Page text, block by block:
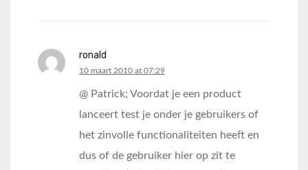
ronald
says:
10 maart 2010 at 07:29
@ Patrick; Voordat je een product
lanceert test je onder je gebruikers of
het zinvolle functionaliteiten heeft en
dus of de gebruiker hier op zit te